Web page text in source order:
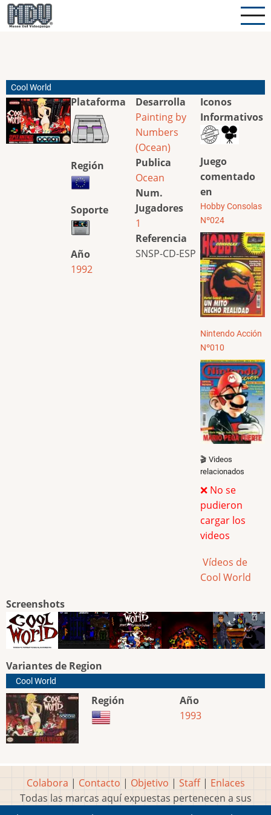
Pasar
al
Cool World
Plataforma
Región
Soporte
Año
1992
Desarrolla
Painting by
Numbers
(Ocean)
Publica
Ocean
Num.
Jugadores
1
Referencia
SNSP-CD-ESP
Iconos
Informativos
Juego
comentado
en
Hobby Consolas
Nº024
Nintendo Acción
Nº010
🎬 Videos
relacionados
❌ No se
pudieron
cargar los
videos
Vídeos de
Cool World
Screenshots
Variantes de Region
Cool World
Región
Año
1993
Colabora | Contacto | Objetivo | Staff| Enlaces
Todas las marcas aquí expuestas pertenecen a sus